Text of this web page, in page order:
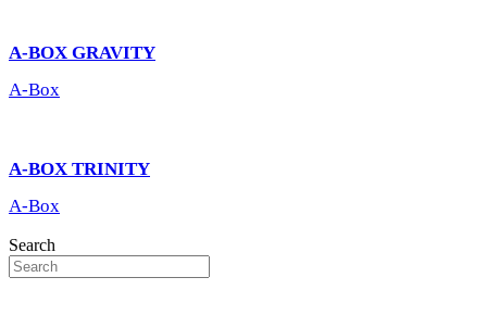
A-BOX GRAVITY
A-Box
A-BOX TRINITY
A-Box
Search